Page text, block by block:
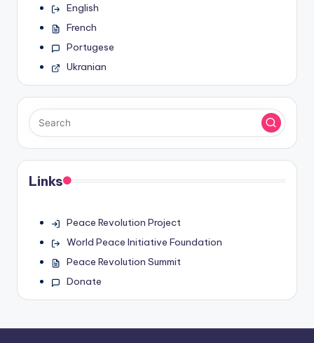
English
French
Portugese
Ukranian
Links
Peace Revolution Project
World Peace Initiative Foundation
Peace Revolution Summit
Donate